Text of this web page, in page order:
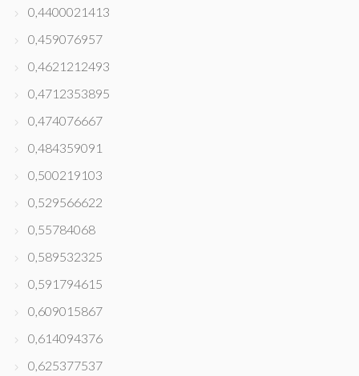
0,4400021413
0,459076957
0,4621212493
0,4712353895
0,474076667
0,484359091
0,500219103
0,529566622
0,55784068
0,589532325
0,591794615
0,609015867
0,614094376
0,625377537